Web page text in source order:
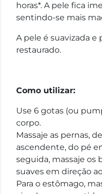
horas*. A pele fica
sentindo-se mais
A pele é suavizada
restaurado.
Como utilizar:
Use 6 gotas (ou
corpo.
Massaje as pernas,
ascendente, do pé
seguida, massaje os
suaves em direção
Para o estômago,